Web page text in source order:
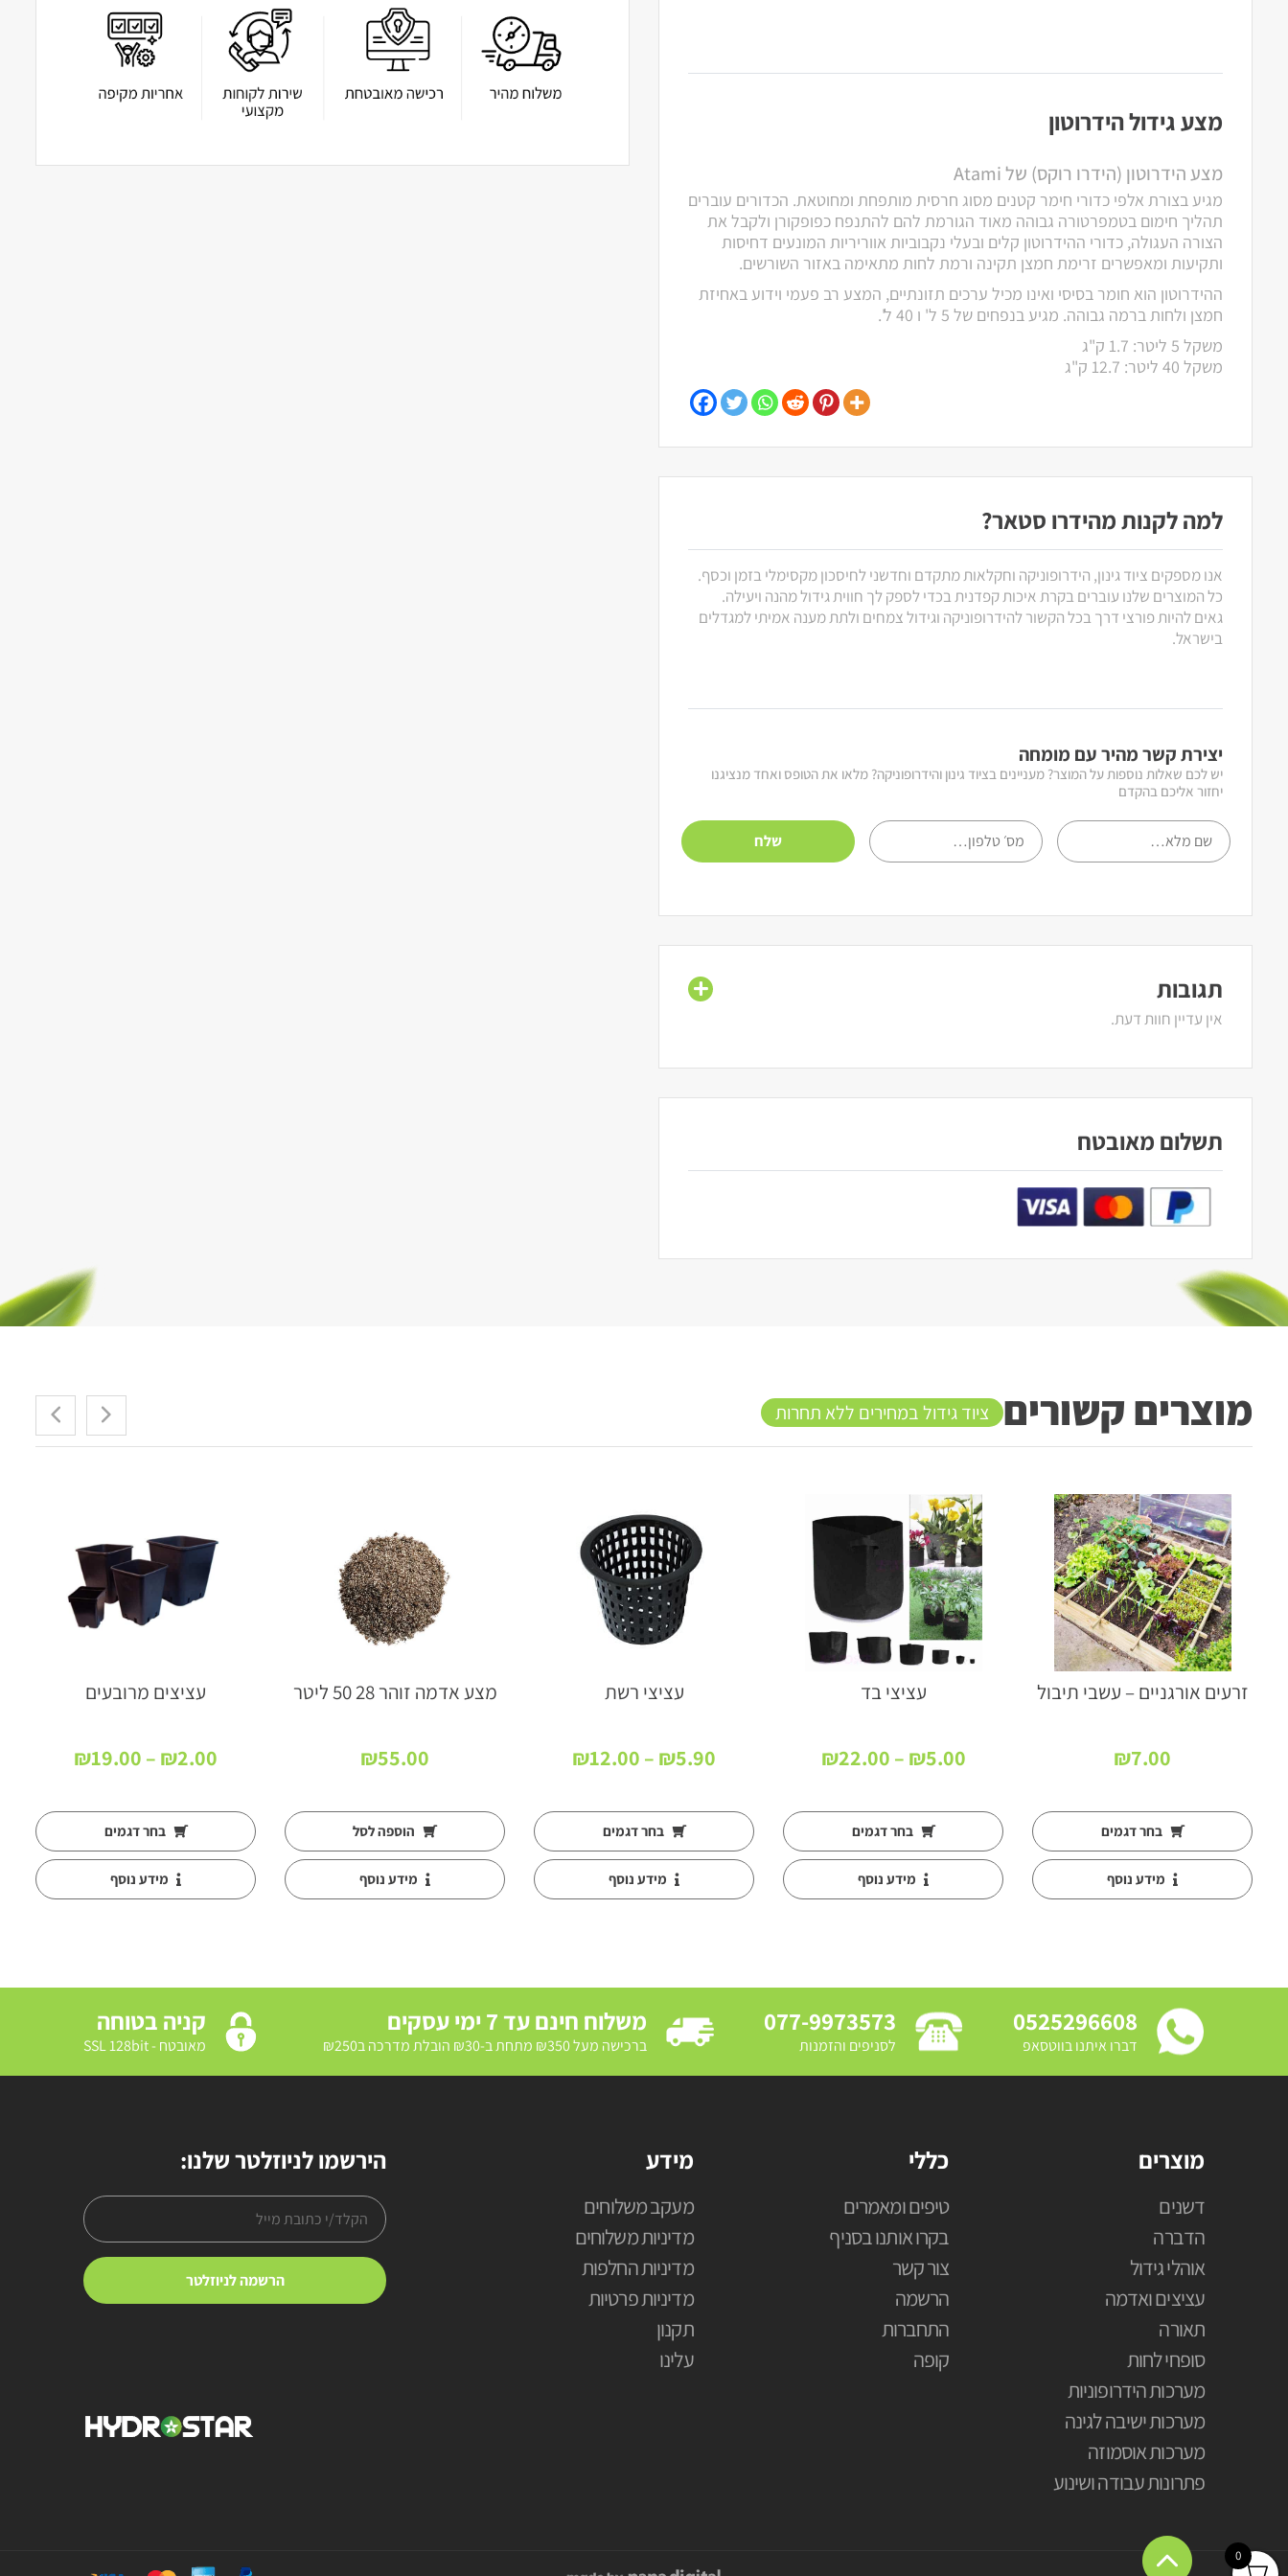
מצע גידול הידרוטון
מצע הידרוטון (הידרו רוקס) של Atami
מגיע בצורת אלפי כדורי חימר קטנים מסוג חרסית מותפחת ומחוטאת. הכדורים עוברים
תהליך חימום בטמפרטורה גבוהה מאוד הגורמת להם להתנפח כפופקורן ולקבל את
הצורה העגולה, כדורי ההידרוטון קלים ובעלי נקבוביות אווריריות המונעים דחיסות
ותקיעות ומאפשרים זרימת חמצן תקינה ורמת לחות מתאימה באזור השורשים.
ההידרוטון הוא חומר בסיסי ואינו מכיל ערכים תזונתיים, המצע רב פעמי וידוע באחיזת
חמצן ולחות ברמה גבוהה. מגיע בנפחים של 5 ל' ו 40 ל'.
משקל 5 ליטר: 1.7 ק"ג
משקל 40 ליטר: 12.7 ק"ג
למה לקנות מהידרו סטאר?
אנו מספקים ציוד גינון, הידרופוניקה וחקלאות מתקדם וחדשני לחיסכון מקסימלי בזמן וכסף.
כל המוצרים שלנו עוברים בקרת איכות קפדנית בכדי לספק לך חווית גידול מהנה ויעילה.
גאים להיות פורצי דרך בכל הקשור להידרופוניקה וגידול צמחים ולתת מענה אמיתי למגדלים
בישראל.
יצירת קשר מהיר עם מומחה
יש לכם שאלות נוספות על המוצר? מעניינים בציוד גינון והידרופוניקה? מלאו את הטופס ואחד מנציגנו
יחזור אליכם בהקדם
תגובות
אין עדיין חוות דעת.
תשלום מאובטח
מוצרים קשורים ציוד גידול במחירים ללא תחרות
זרעים אורגניים – עשבי תיבול
₪7.00
בחר דגמים
מידע נוסף
עציצי בד
₪5.00
–
₪22.00
עד בחר דגמים
מידע נוסף
עציצי רשת
₪5.90
–
₪12.00
עד בחר דגמים
מידע נוסף
מצע אדמה זוהר 28 50 ליטר
₪55.00
הוספה לסל
מידע נוסף
עציצים מרובעים
₪2.00
–
₪19.00
עד בחר דגמים
מידע נוסף
0525296608
דברו איתנו בווטסאפ
077-9973573
לסניפים והזמנות
משלוח חינם עד 7 ימי עסקים
ברכישה מעל ₪350 מתחת ב-₪30 הובלת מדרכה ב₪250
קניה בטוחה
מאובטח - SSL 128bit
מוצרים
דשנים
הדברה
אוהלי גידול
עציצים ואדמה
תאורה
סופחי לחות
מערכות הידרופוניות
מערכות ישיבה לגינה
מערכות אוסמוזה
פתרונות עבודה ושינוע
כללי
טיפים ומאמרים
בקרו אותנו בסניף
צור קשר
הרשמה
התחברות
קופה
מידע
מעקב משלוחים
מדיניות משלוחים
מדיניות החלפות
מדיניות פרטיות
תקנון
עלינו
הירשמו לניוזלטר שלנו:
0